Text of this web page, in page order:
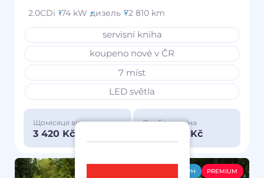
2.0CDi 174 kW дизель 72 810 km
servisní kniha
koupeno nové v ČR
7 míst
LED světla
Щомісяця від
3 420 Kč
Особлива ціна
1 150 000 Kč
-DPH PREMIUM